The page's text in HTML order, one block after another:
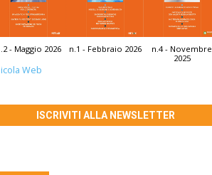
- Maggio 2026 n.1 - Febbraio 2026
n.4 - Novembre
2025
Web
ISCRIVITI ALLA NEWSLETTER